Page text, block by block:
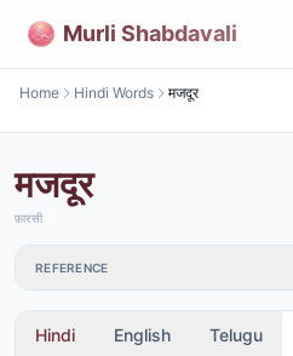
Murli Shabdavali
Home Hindi Words मजदूर
मजदूर
फ़ारसी
REFERENCE
Hindi English Telugu